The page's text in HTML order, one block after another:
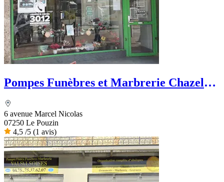
Pompes Funèbres et Marbrerie Chazel
6 avenue Marcel Nicolas
07250 Le Pouzin
4,5 /5 (1 avis)